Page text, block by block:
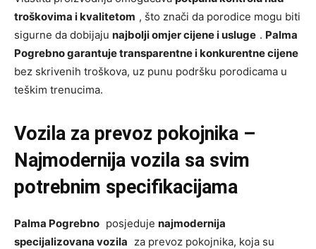
troškovima i kvalitetom , što znači da porodice mogu biti
sigurne da dobijaju najbolji omjer cijene i usluge . Palma
Pogrebno garantuje transparentne i konkurentne cijene
bez skrivenih troškova, uz punu podršku porodicama u
teškim trenucima.
Vozila za prevoz pokojnika –
Najmodernija vozila sa svim
potrebnim specifikacijama
Palma Pogrebno posjeduje najmodernija
specijalizovana vozila za prevoz pokojnika, koja su